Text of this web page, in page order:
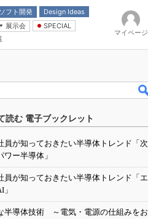
ソフト開発
Design Ideas
展示会
SPECIAL
マイページ
読む 電子ブックレット
員が知っておきたい半導体トレンド「次
ワー半導体」
員が知っておきたい半導体トレンド「エ
半導体技術 ～電気・電源の仕組みをお